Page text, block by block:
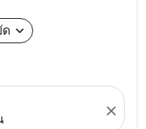
ด expand_more
close